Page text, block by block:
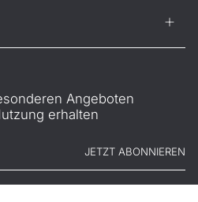
Angeboten
erhalten
JETZT ABONNIEREN